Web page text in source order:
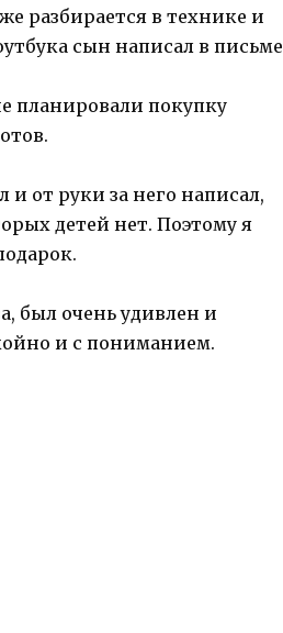
разбирается в технике и
сын написал в письме
планировали покупку
и от руки за него написал,
детей нет. Поэтому я
был очень удивлен и
и с пониманием.